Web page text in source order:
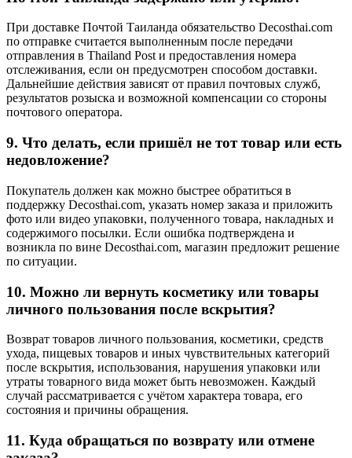
При доставке Почтой Таиланда обязательство Decosthai.com
по отправке считается выполненным после передачи
отправления в Thailand Post и предоставления номера
отслеживания, если он предусмотрен способом доставки.
Дальнейшие действия зависят от правил почтовых служб,
результатов розыска и возможной компенсации со стороны
почтового оператора.
9. Что делать, если пришёл не тот товар или есть
недовложение?
Покупатель должен как можно быстрее обратиться в
поддержку Decosthai.com, указать номер заказа и приложить
фото или видео упаковки, полученного товара, накладных и
содержимого посылки. Если ошибка подтверждена и
возникла по вине Decosthai.com, магазин предложит решение
по ситуации.
10. Можно ли вернуть косметику или товары
личного пользования после вскрытия?
Возврат товаров личного пользования, косметики, средств
ухода, пищевых товаров и иных чувствительных категорий
после вскрытия, использования, нарушения упаковки или
утраты товарного вида может быть невозможен. Каждый
случай рассматривается с учётом характера товара, его
состояния и причины обращения.
11. Куда обращаться по возврату или отмене